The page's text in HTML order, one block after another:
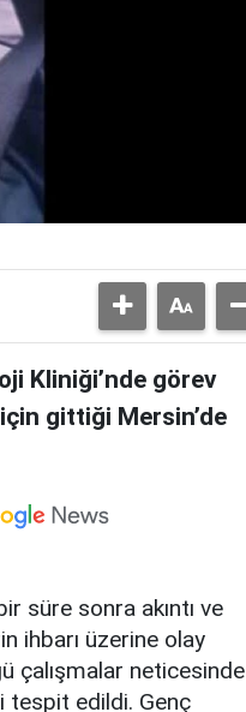
Kliniği’nde görev
gittiği Mersin’de
süre sonra akıntı ve
ihbarı üzerine olay
çalışmalar neticesinde
tespit edildi. Genç